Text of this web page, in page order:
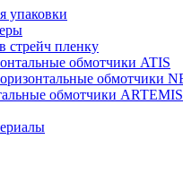
упаковки
стрейч пленку
обмотчики ATIS
обмотчики
обмотчики ARTEMIS